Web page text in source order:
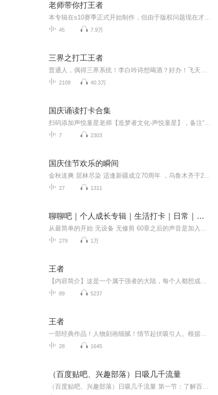
老师带你打王者
45 7.9万
三界之打工王者
2109 40.3万
国庆诵读打卡合集
7 2303
国庆佳节欢乐的瞬间
27 1311
聊聊吧｜个人成长专辑｜生活打卡｜日常｜音频贴吧
279 1万
王者
89 5237
王者
28 1645
（百度贴吧、兴趣部落）日吸几千流量